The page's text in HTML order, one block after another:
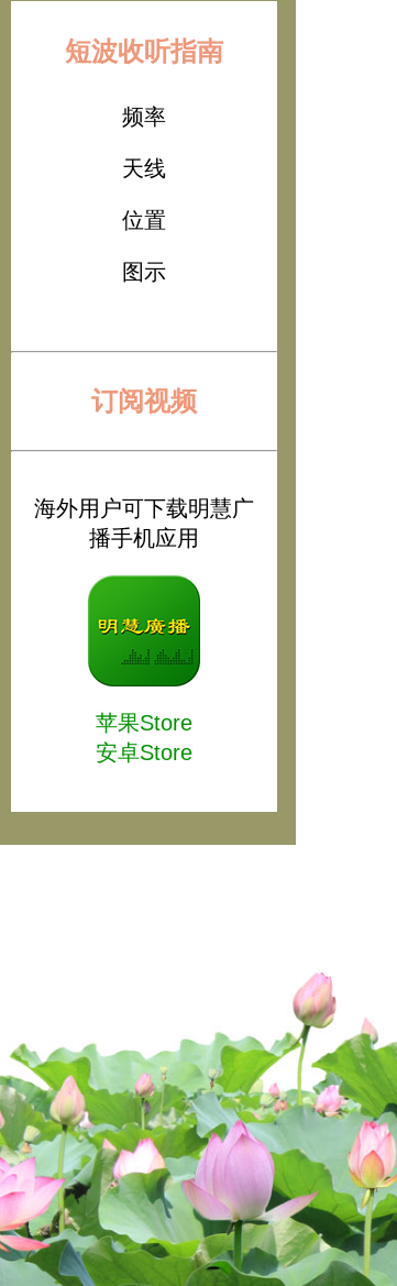
短波收听指南
频率
天线
位置
图示
订阅视频
海外用户可下载明慧广
播手机应用
苹果Store
安卓Store